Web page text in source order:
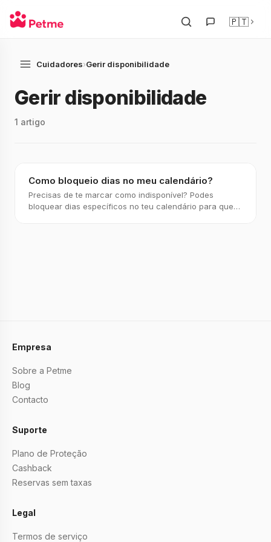
🇵🇹
Cuidadores›Gerir disponibilidade
Gerir disponibilidade
1 artigo
Como bloqueio dias no meu calendário?
Precisas de te marcar como indisponível? Podes
bloquear dias específicos no teu calendário para que
Empresa
Sobre a Petme
Blog
Contacto
Suporte
Plano de Proteção
Cashback
Reservas sem taxas
Legal
Termos de serviço